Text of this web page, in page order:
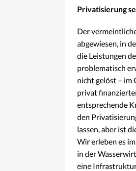
Privatisierung
Der
abgewiesen, in
die Leistungen
problematisch
nicht gelöst – im
privat
entsprechende
den
lassen, aber ist
Wir erleben es
in der
eine